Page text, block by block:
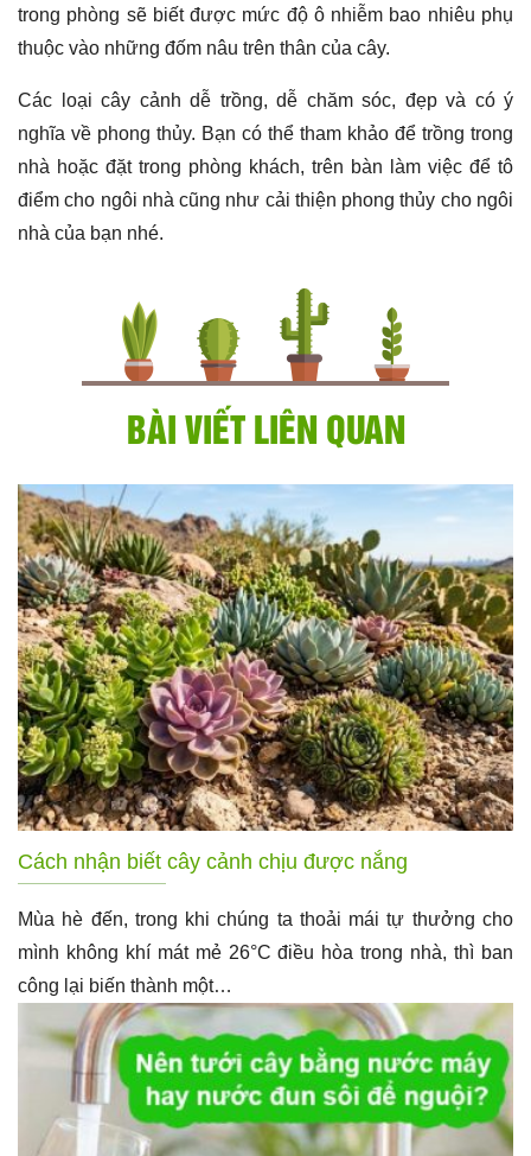
trong phòng sẽ biết được mức độ ô nhiễm bao nhiêu phụ
thuộc vào những đốm nâu trên thân của cây.
Các loại cây cảnh dễ trồng, dễ chăm sóc, đẹp và có ý
nghĩa về phong thủy. Bạn có thể tham khảo để trồng trong
nhà hoặc đặt trong phòng khách, trên bàn làm việc để tô
điểm cho ngôi nhà cũng như cải thiện phong thủy cho ngôi
nhà của bạn nhé.
BÀI VIẾT LIÊN QUAN
Cách nhận biết cây cảnh chịu được nắng
Mùa hè đến, trong khi chúng ta thoải mái tự thưởng cho
mình không khí mát mẻ 26°C điều hòa trong nhà, thì ban
công lại biến thành một…